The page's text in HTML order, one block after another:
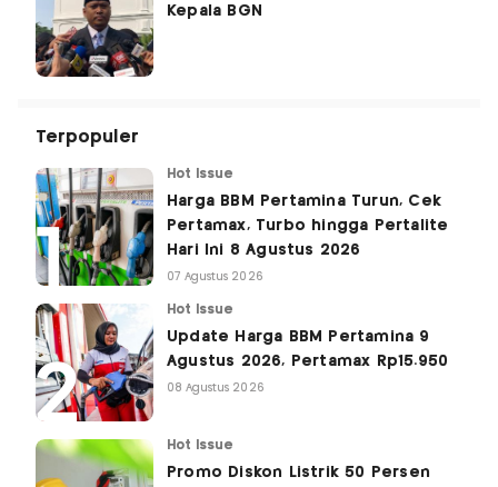
Kepala BGN
Terpopuler
Hot Issue
Harga BBM Pertamina Turun, Cek
Pertamax, Turbo hingga Pertalite
Hari Ini 8 Agustus 2026
07 Agustus 2026
Hot Issue
Update Harga BBM Pertamina 9
Agustus 2026, Pertamax Rp15.950
08 Agustus 2026
Hot Issue
Promo Diskon Listrik 50 Persen